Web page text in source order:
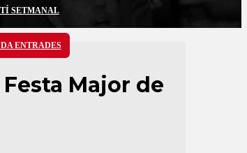
SETMANAL
ENTRADES
Major de